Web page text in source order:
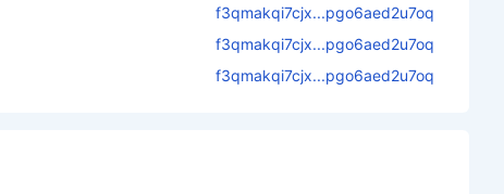
f3qmakqi7cjx...pgo6aed2u7oq
f3qmakqi7cjx...pgo6aed2u7oq
f3qmakqi7cjx...pgo6aed2u7oq